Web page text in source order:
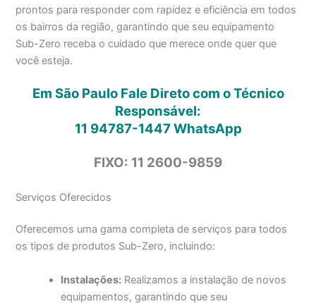
prontos para responder com rapidez e eficiência em todos
os bairros da região, garantindo que seu equipamento
Sub-Zero receba o cuidado que merece onde quer que
você esteja.
Em São Paulo Fale Direto com o Técnico
Responsável:
11 94787-1447WhatsApp
FIXO: 11 2600-9859
Serviços Oferecidos
Oferecemos uma gama completa de serviços para todos
os tipos de produtos Sub-Zero, incluindo:
Instalações: Realizamos a instalação de novos
equipamentos, garantindo que seu